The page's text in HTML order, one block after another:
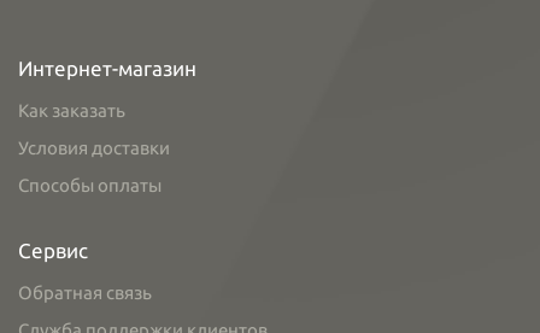
Интернет-магазин
Как заказать
Условия доставки
Способы оплаты
Сервис
Обратная связь